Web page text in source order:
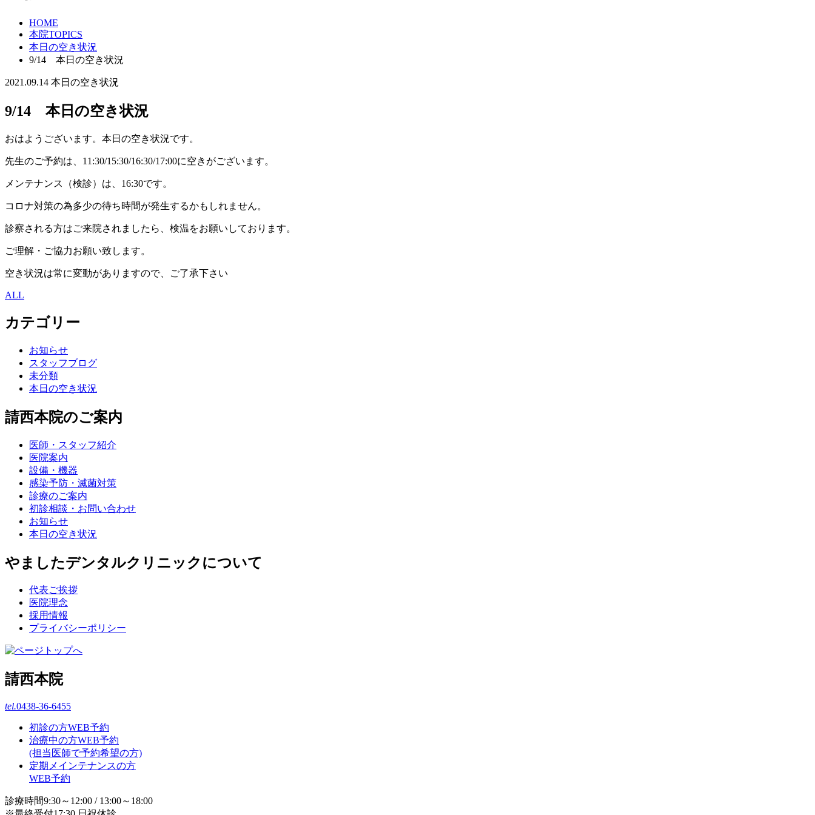
HOME
本院TOPICS
本日の空き状況
9/14 本日の空き状況
2021.09.14 本日の空き状況
9/14 本日の空き状況
おはようございます。本日の空き状況です。
先生のご予約は、11:30/15:30/16:30/17:00に空きがございます。
メンテナンス（検診）は、16:30です。
コロナ対策の為多少の待ち時間が発生するかもしれません。
診察される方はご来院されましたら、検温をお願いしております。
ご理解・ご協力お願い致します。
空き状況は常に変動がありますので、ご了承下さい
ALL
カテゴリー
お知らせ
スタッフブログ
未分類
本日の空き状況
請西本院のご案内
医師・スタッフ紹介
医院案内
設備・機器
感染予防・滅菌対策
診療のご案内
初診相談・お問い合わせ
お知らせ
本日の空き状況
やましたデンタルクリニックについて
代表ご挨拶
医院理念
採用情報
プライバシーポリシー
請西本院
tel.0438-36-6455
初診の方WEB予約
治療中の方WEB予約
(担当医師で予約希望の方)
定期メインテナンスの方
WEB予約
診療時間9:30～12:00 / 13:00～18:00